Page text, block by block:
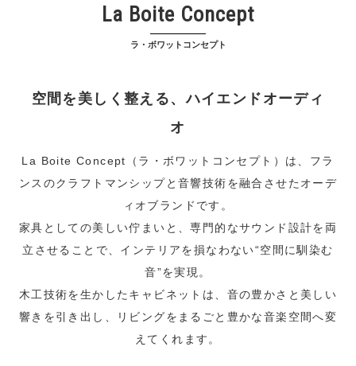
La Boite Concept
ラ・ボワットコンセプト
空間を美しく整える、ハイエンドオーディ
オ
La Boite Concept（ラ・ボワットコンセプト）は、フラ
ンスのクラフトマンシップと音響技術を融合させたオーデ
ィオブランドです。
家具としての美しい佇まいと、専門的なサウンド設計を両
立させることで、インテリアを損なわない“空間に馴染む
音”を実現。
木工技術を生かしたキャビネットは、音の豊かさと美しい
響きを引き出し、リビングをまるごと豊かな音楽空間へ変
えてくれます。